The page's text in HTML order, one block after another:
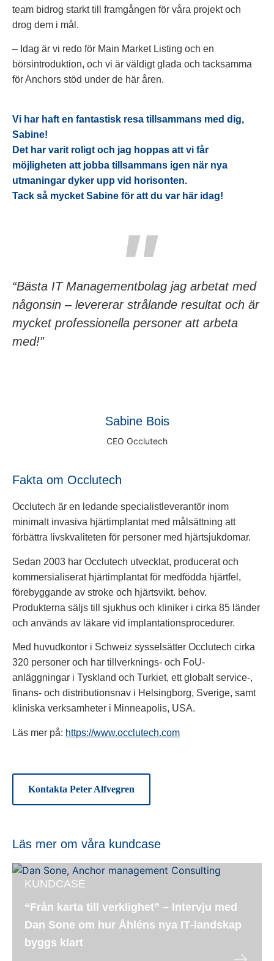
team bidrog starkt till framgången för våra projekt och
drog dem i mål.
– Idag är vi redo för Main Market Listing och en
börsintroduktion, och vi är väldigt glada och tacksamma
för Anchors stöd under de här åren.
Vi har haft en fantastisk resa tillsammans med dig,
Sabine!
Det har varit roligt och jag hoppas att vi får
möjligheten att jobba tillsammans igen när nya
utmaningar dyker upp vid horisonten.
Tack så mycket Sabine för att du var här idag!
“Bästa IT Managementbolag jag arbetat med
någonsin – levererar strålande resultat och är
mycket professionella personer att arbeta
med!”
Sabine Bois
CEO Occlutech
Fakta om Occlutech
Occlutech är en ledande specialistleverantör inom
minimalt invasiva hjärtimplantat med målsättning att
förbättra livskvaliteten för personer med hjärtsjukdomar.
Sedan 2003 har Occlutech utvecklat, producerat och
kommersialiserat hjärtimplantat för medfödda hjärtfel,
förebyggande av stroke och hjärtsvikt. behov.
Produkterna säljs till sjukhus och kliniker i cirka 85 länder
och används av läkare vid implantationsprocedurer.
Med huvudkontor i Schweiz sysselsätter Occlutech cirka
320 personer och har tillverknings- och FoU-
anläggningar i Tyskland och Turkiet, ett globalt service-,
finans- och distributionsnav i Helsingborg, Sverige, samt
kliniska verksamheter i Minneapolis, USA.
Läs mer på: https://www.occlutech.com
Kontakta Peter Alfvegren
Läs mer om våra kundcase
KUNDCASE
“Från karta till verklighet” – Intervju med
Dan Sone om hur Åhléns nya IT‑landskap
byggs klart